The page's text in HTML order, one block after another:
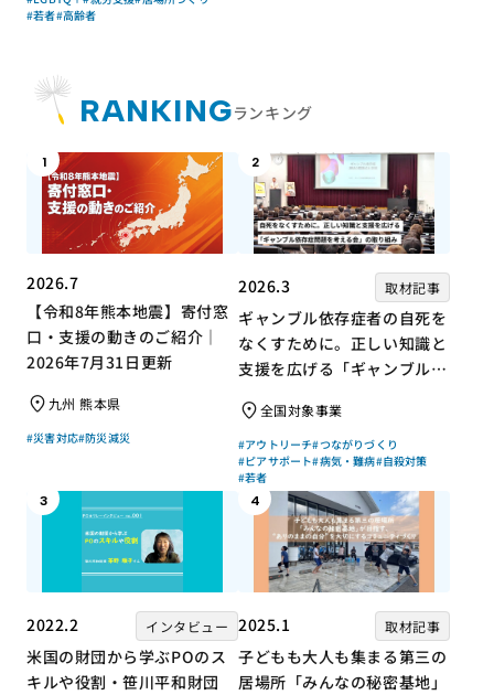
#若者#高齢者
RANKINGランキング
1
2026.7
【令和8年熊本地震】寄付窓
口・支援の動きのご紹介｜
2026年7月31日更新
九州 熊本県
#災害対応#防災減災
2
2026.3 取材記事
ギャンブル依存症者の自死を
なくすために。正しい知識と
支援を広げる「ギャンブル依
組み全国対象事業
#アウトリーチ#つながりづくり
#ピアサポート#病気・難病#自殺対策
#若者
3
2022.2 インタビュー
米国の財団から学ぶPOのス
キルや役割・笹川平和財団
4
2025.1 取材記事
子どもも大人も集まる第三の
居場所「みんなの秘密基地」